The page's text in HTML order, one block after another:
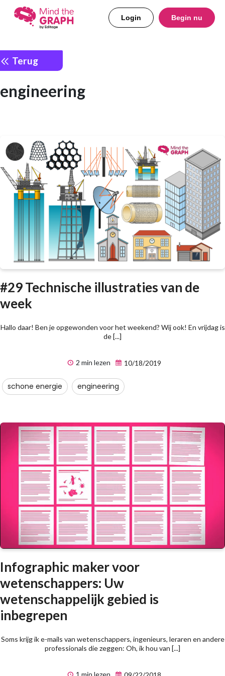
Login Begin nu
Terug
engineering
#29 Technische illustraties van de
week
Hallo daar! Ben je opgewonden voor het weekend? Wij ook! En vrijdag is
de [...]
2 min lezen 10/18/2019
schone energie engineering
Infographic maker voor
wetenschappers: Uw
wetenschappelijk gebied is
inbegrepen
Soms krijg ik e-mails van wetenschappers, ingenieurs, leraren en andere
professionals die zeggen: Oh, ik hou van [...]
1 min lezen